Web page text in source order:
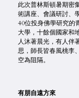
此次普林斯頓暑期密
術講座、會議研討、
40位投身佛學研究的
大學，十餘個國家和
人沐著晨光，有人伴
思，師長皆春風桃李
空為阻隔。
有朋自遠方來